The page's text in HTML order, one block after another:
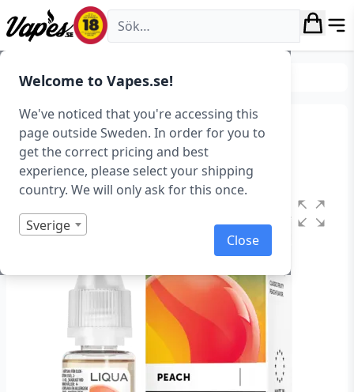
Welcome to Vapes.se!
We've noticed that you're accessing this
page outside Sweden. In order for you to
get the correct pricing and best
experience, please select your shipping
country. We will only ask for this once.
Sverige
Close
Vapes.se
E-juice Smaker Frukt & Bär
Liqua – Peach (10 ml)
Art.nr: 40210